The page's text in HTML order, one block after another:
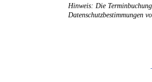
Hinweis: Die
Datenschutzbestimmungen